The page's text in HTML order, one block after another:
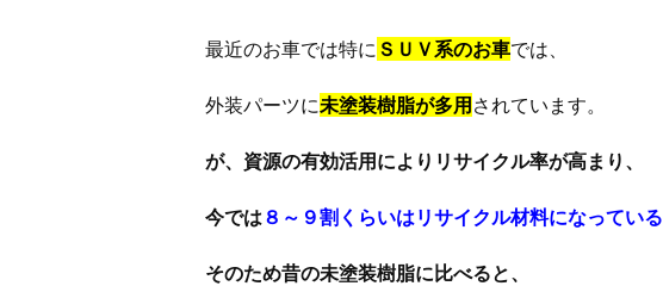
最近のお車では特に ＳＵＶ系のお車では、
外装パーツに未塗装樹脂が多用 されています。
が、資源の有効活用によりリサイクル率が高まり、
今では８～９割くらいはリサイクル材料になっている
そのため昔の未塗装樹脂に比べると、